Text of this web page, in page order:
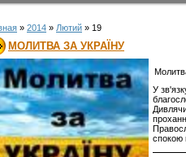
» 2014 » Лютий » 19
МОЛИТВА ЗА УКРАЇНУ
У
спокою